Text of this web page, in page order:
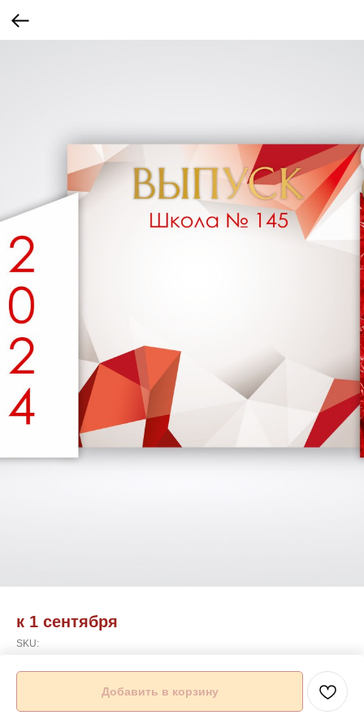
к 1 сентября
SKU:
Добавить в корзину